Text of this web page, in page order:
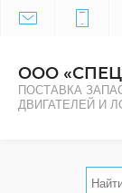
ООО
ПОСТАВКА
ДВИГАТЕЛЕЙ И